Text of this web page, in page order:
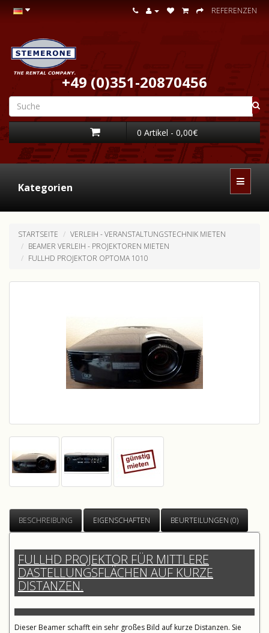
REFERENZEN
+49 (0)351-20870456
0 Artikel - 0,00€
Kategorien
STARTSEITE
VERLEIH - VERANSTALTUNGSTECHNIK MIETEN
BEAMER VERLEIH - PROJEKTOREN MIETEN
FULLHD PROJEKTOR OPTOMA 1010
BESCHREIBUNG EIGENSCHAFTEN BEURTEILUNGEN (0)
FULLHD PROJEKTOR FÜR MITTLERE
DASTELLUNGSFLÄCHEN AUF KURZE
DISTANZEN.
Dieser Beamer schafft ein sehr großes Bild auf kurze Distanzen. Sie